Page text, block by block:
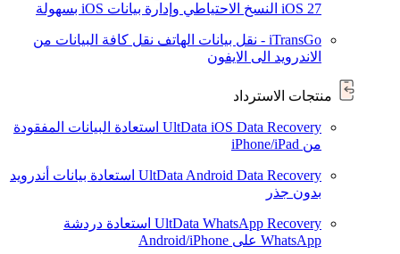
iOS 27 النسخ الاحتياطي وإدارة بيانات iOS بسهولة
iTransGo - نقل بيانات الهاتف
نقل كافة البيانات من
الاندرويد الى الايفون
منتجات الاسترداد
UltData iOS Data Recovery استعادة البيانات المفقودة
من iPhone/iPad
UltData Android Data Recovery استعادة بيانات أندرويد
بدون جذر
UltData WhatsApp Recovery استعادة دردشة
WhatsApp على Android/iPhone